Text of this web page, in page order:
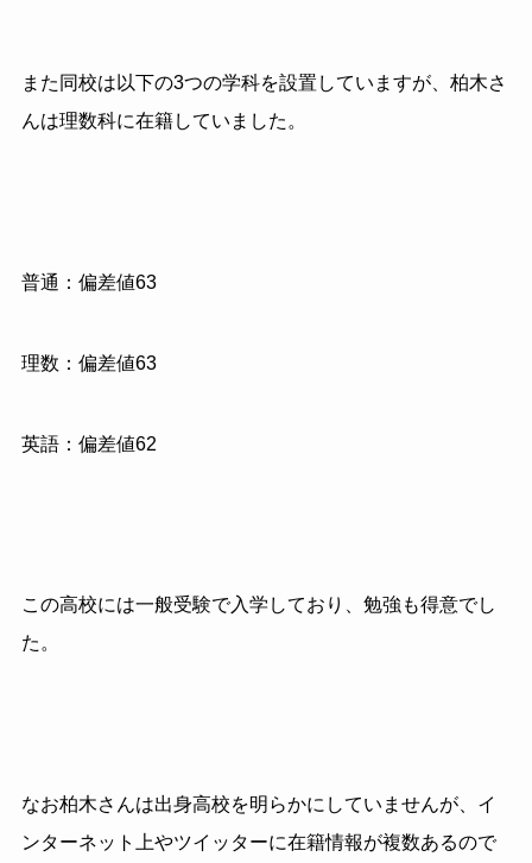
また同校は以下の3つの学科を設置していますが、柏木さ
んは理数科に在籍していました。
普通：偏差値63
理数：偏差値63
英語：偏差値62
この高校には一般受験で入学しており、勉強も得意でし
た。
なお柏木さんは出身高校を明らかにしていませんが、イ
ンターネット上やツイッターに在籍情報が複数あるので